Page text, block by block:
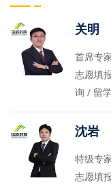
关明
首席专
志愿填
询 / 留
沈岩
特级专
志愿填